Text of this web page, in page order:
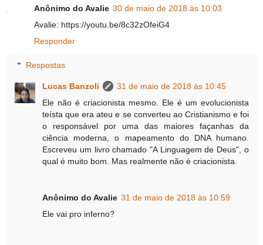
Anônimo do Avalie 30 de maio de 2018 às 10:03
Avalie: https://youtu.be/8c32zOfeiG4
Responder
Respostas
Lucas Banzoli
31 de maio de 2018 às 10:45
Ele não é criacionista mesmo. Ele é um evolucionista
teísta que era ateu e se converteu ao Cristianismo e foi
o responsável por uma das maiores façanhas da
ciência moderna, o mapeamento do DNA humano.
Escreveu um livro chamado "A Linguagem de Deus", o
qual é muito bom. Mas realmente não é criacionista.
Anônimo do Avalie 31 de maio de 2018 às 10:59
Ele vai pro inferno?